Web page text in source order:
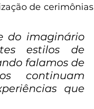
de cerimônias
do imaginário
estilos de
falamos de
continuam
que